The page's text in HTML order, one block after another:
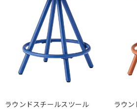
ラウンドスチールスツール ラウン